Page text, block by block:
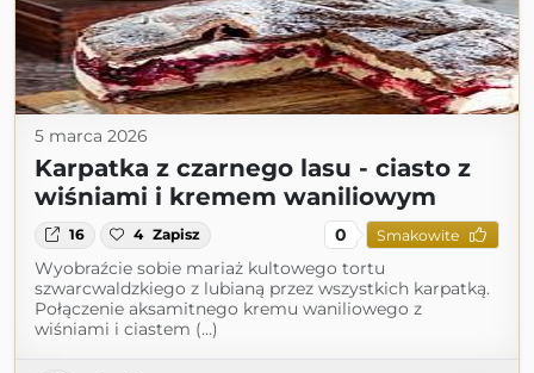
5 marca 2026
Karpatka z czarnego lasu - ciasto z
wiśniami i kremem waniliowym
16 4 Zapisz 0 Smakowite
Wyobraźcie sobie mariaż kultowego tortu
szwarcwaldzkiego z lubianą przez wszystkich karpatką.
Połączenie aksamitnego kremu waniliowego z
wiśniami i ciastem (...)